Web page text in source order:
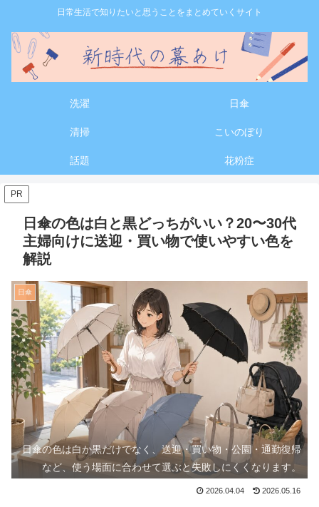
日常生活で知りたいと思うことをまとめていくサイト
洗濯 日傘
清掃 こいのぼり
話題 花粉症
PR
日傘の色は白と黒どっちがいい？20〜30代
主婦向けに送迎・買い物で使いやすい色を
解説
日傘
日傘の色は白か黒だけでなく、送迎・買い物・公園・通勤復帰
など、使う場面に合わせて選ぶと失敗しにくくなります。
2026.04.04 2026.05.16